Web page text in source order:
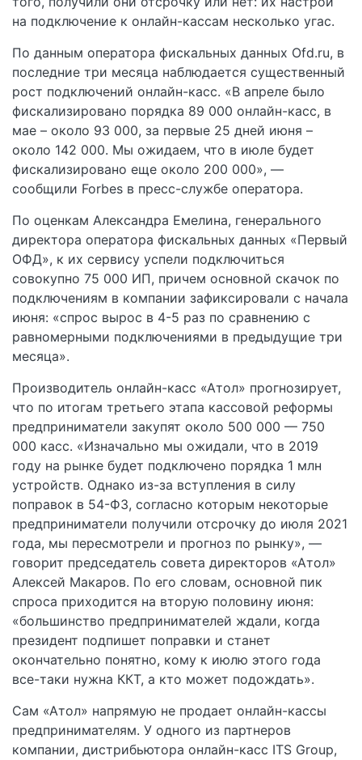
на подключение к онлайн-кассам несколько угас.
По данным оператора фискальных данных Ofd.ru, в
последние три месяца наблюдается существенный
рост подключений онлайн-касс. «В апреле было
фискализировано порядка 89 000 онлайн-касс, в
мае – около 93 000, за первые 25 дней июня –
около 142 000. Мы ожидаем, что в июле будет
фискализировано еще около 200 000», —
сообщили Forbes в пресс-службе оператора.
По оценкам Александра Емелина, генерального
директора оператора фискальных данных «Первый
ОФД», к их сервису успели подключиться
совокупно 75 000 ИП, причем основной скачок по
подключениям в компании зафиксировали с начала
июня: «спрос вырос в 4-5 раз по сравнению с
равномерными подключениями в предыдущие три
месяца».
Производитель онлайн-касс «Атол» прогнозирует,
что по итогам третьего этапа кассовой реформы
предприниматели закупят около 500 000 — 750
000 касс. «Изначально мы ожидали, что в 2019
году на рынке будет подключено порядка 1 млн
устройств. Однако из-за вступления в силу
поправок в 54-ФЗ, согласно которым некоторые
предприниматели получили отсрочку до июля 2021
года, мы пересмотрели и прогноз по рынку», —
говорит председатель совета директоров «Атол»
Алексей Макаров. По его словам, основной пик
спроса приходится на вторую половину июня:
«большинство предпринимателей ждали, когда
президент подпишет поправки и станет
окончательно понятно, кому к июлю этого года
все-таки нужна ККТ, а кто может подождать».
Сам «Атол» напрямую не продает онлайн-кассы
предпринимателям. У одного из партнеров
компании, дистрибьютора онлайн-касс ITS Group,